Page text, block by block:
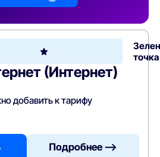
точка
(Интернет)
добавить к тарифу
Подробнее —>